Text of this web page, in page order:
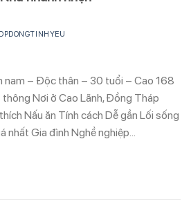
nam – Độc thân – 30 tuổi – Cao 168
Nơi ở Cao Lãnh, Đồng Tháp
Nấu ăn Tính cách Dễ gần Lối sống
nhất Gia đình Nghề nghiệp…